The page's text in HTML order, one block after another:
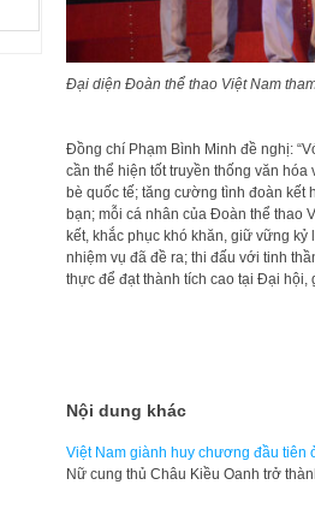
Đại diện Đoàn thể thao Việt Nam
Đồng chí Phạm Bình Minh đề nghị:
cần thể hiện tốt truyền thống văn
bè quốc tế; tăng cường tình đoàn
bạn; mỗi cá nhân của Đoàn thể thao
kết, khắc phục khó khăn, giữ vững
nhiệm vụ đã đề ra; thi đấu với tinh
thực để đạt thành tích cao tại Đại hội,
Nội dung khác
Việt Nam giành huy chương đầu tiên
Nữ cung thủ Châu Kiều Oanh trở